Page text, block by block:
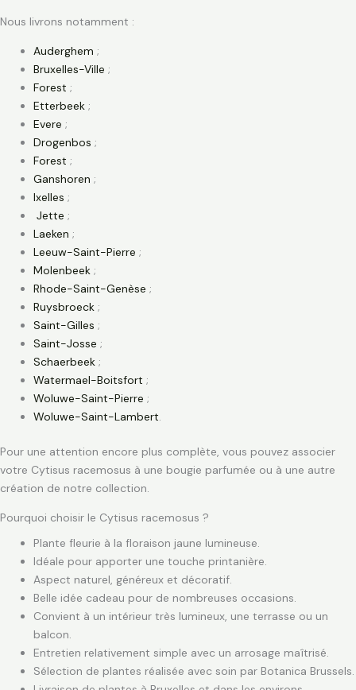
Nous livrons notamment :
Auderghem ;
Bruxelles-Ville ;
Forest ;
Etterbeek ;
Evere ;
Drogenbos ;
Forest ;
Ganshoren ;
Ixelles ;
Jette ;
Laeken ;
Leeuw-Saint-Pierre ;
Molenbeek ;
Rhode-Saint-Genèse ;
Ruysbroeck ;
Saint-Gilles ;
Saint-Josse ;
Schaerbeek ;
Watermael-Boitsfort ;
Woluwe-Saint-Pierre ;
Woluwe-Saint-Lambert.
Pour une attention encore plus complète, vous pouvez associer
votre Cytisus racemosus à une bougie parfumée ou à une autre
création de notre collection.
Pourquoi choisir le Cytisus racemosus ?
Plante fleurie à la floraison jaune lumineuse.
Idéale pour apporter une touche printanière.
Aspect naturel, généreux et décoratif.
Belle idée cadeau pour de nombreuses occasions.
Convient à un intérieur très lumineux, une terrasse ou un
balcon.
Entretien relativement simple avec un arrosage maîtrisé.
Sélection de plantes réalisée avec soin par Botanica Brussels.